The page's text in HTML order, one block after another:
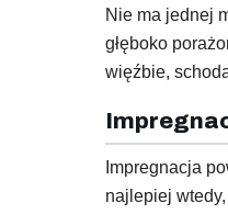
Nie ma jednej
głęboko
więźbie,
Impregnacja
najlepiej